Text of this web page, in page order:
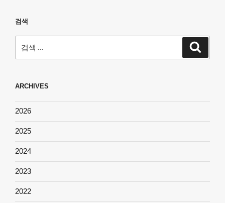
검색
색:
ARCHIVES
2026
2025
2024
2023
2022